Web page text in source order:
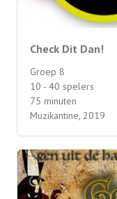
Check Dit Dan!
Groep 8
10 - 40 spelers
75 minuten
Muzikantine, 2019